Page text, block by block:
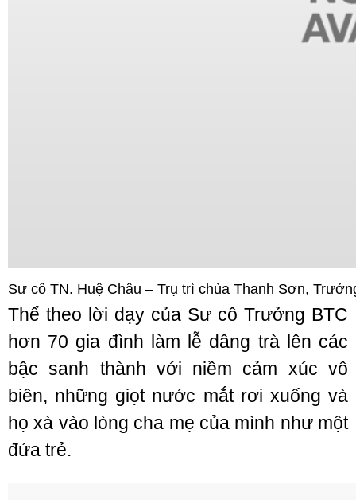
Sư cô TN. Huệ Châu – Trụ trì chùa Thanh Sơn,
Thể theo lời dạy của Sư cô Trưởng BTC
hơn 70 gia đình làm lễ dâng trà lên các
bậc sanh thành với niềm cảm xúc vô
biên, những giọt nước mắt rơi xuống và
họ xà vào lòng cha mẹ của mình như một
đứa trẻ.